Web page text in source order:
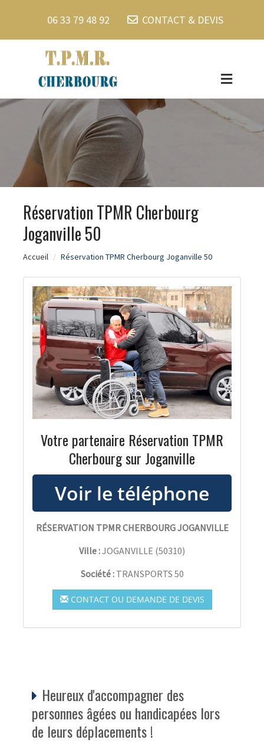
06 33 79 48 92 CONTACT & DEVIS
Réservation TPMR Cherbourg
Joganville 50
Accueil Réservation TPMR Cherbourg Joganville 50
Votre partenaire Réservation TPMR
Cherbourg sur Joganville
RÉSERVATION TPMR CHERBOURG JOGANVILLE
Ville :JOGANVILLE (50310)
Société : TRANSPORTS 50
CONTACT OU DEMANDE DE DEVIS
Heureux d'accompagner des
personnes âgées ou handicapées lors
de leurs déplacements !